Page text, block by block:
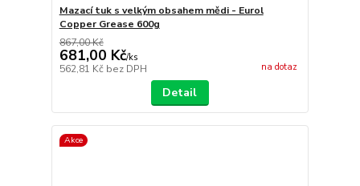
Mazací tuk s velkým obsahem mědi - Eurol
Copper Grease 600g
867,00 Kč
681,00 Kč/ks
562,81 Kč bez DPH na dotaz
Detail
Akce